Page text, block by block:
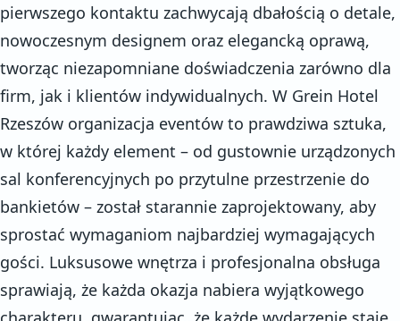
pierwszego kontaktu zachwycają dbałością o detale,
nowoczesnym designem oraz elegancką oprawą,
tworząc niezapomniane doświadczenia zarówno dla
firm, jak i klientów indywidualnych. W Grein Hotel
Rzeszów organizacja eventów to prawdziwa sztuka,
w której każdy element – od gustownie urządzonych
sal konferencyjnych po przytulne przestrzenie do
bankietów – został starannie zaprojektowany, aby
sprostać wymaganiom najbardziej wymagających
gości. Luksusowe wnętrza i profesjonalna obsługa
sprawiają, że każda okazja nabiera wyjątkowego